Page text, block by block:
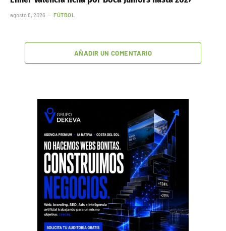
agosto 8, 2026 FÚTBOL
AÑADIR UN COMENTARIO